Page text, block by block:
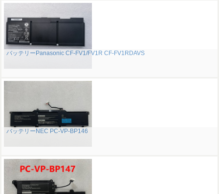
バッテリーPanasonic CF-FV1/FV1R CF-FV1RDAVS
バッテリーNEC PC-VP-BP146